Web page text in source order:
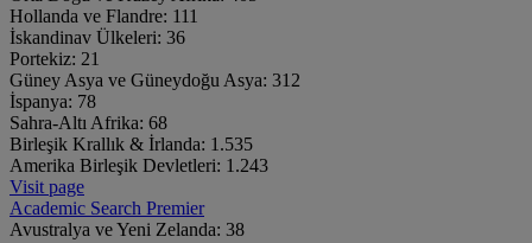
Hollanda ve Flandre: 111
İskandinav Ülkeleri: 36
Portekiz: 21
Güney Asya ve Güneydoğu Asya: 312
İspanya: 78
Sahra-Altı Afrika: 68
Birleşik Krallık & İrlanda: 1.535
Amerika Birleşik Devletleri: 1.243
Visit page
Academic Search Premier
Avustralya ve Yeni Zelanda: 38